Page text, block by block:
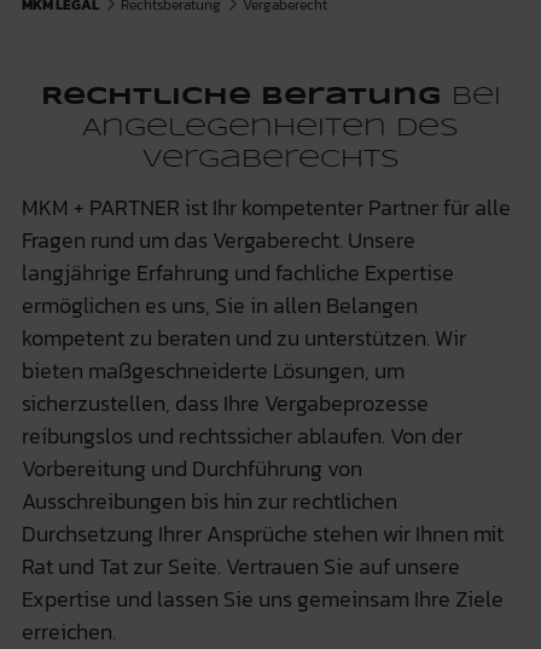
Rechtliche Beratung bei
Angelegenheiten des
Vergaberechts
MKM + PARTNER ist Ihr kompetenter Partner für alle
Fragen rund um das Vergaberecht. Unsere
langjährige Erfahrung und fachliche Expertise
ermöglichen es uns, Sie in allen Belangen
kompetent zu beraten und zu unterstützen. Wir
bieten maßgeschneiderte Lösungen, um
sicherzustellen, dass Ihre Vergabeprozesse
reibungslos und rechtssicher ablaufen. Von der
Vorbereitung und Durchführung von
Ausschreibungen bis hin zur rechtlichen
Durchsetzung Ihrer Ansprüche stehen wir Ihnen mit
Rat und Tat zur Seite. Vertrauen Sie auf unsere
Expertise und lassen Sie uns gemeinsam Ihre Ziele
erreichen.